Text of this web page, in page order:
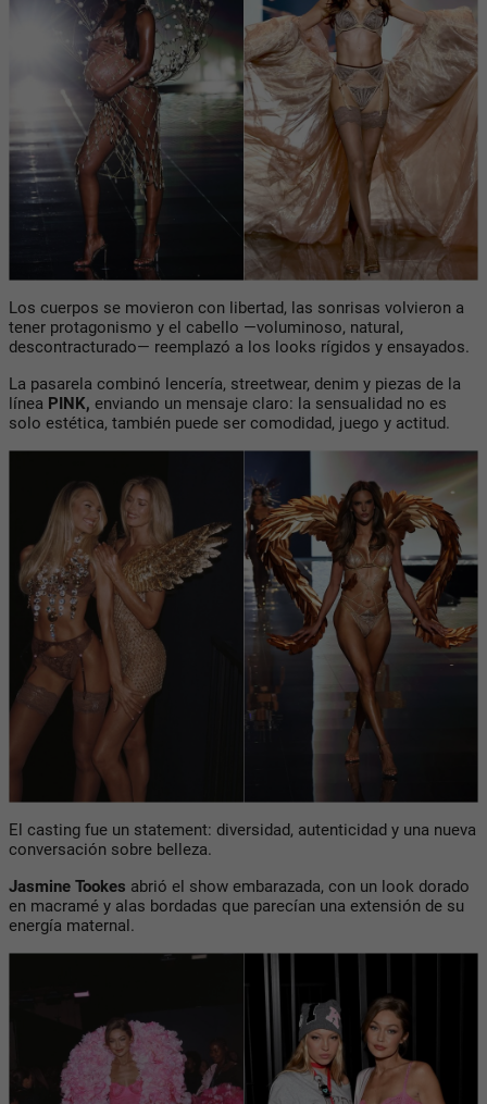
Los cuerpos se movieron con libertad, las sonrisas volvieron a
tener protagonismo y el cabello —voluminoso, natural,
descontracturado— reemplazó a los looks rígidos y ensayados.
La pasarela combinó lencería, streetwear, denim y piezas de la
línea PINK, enviando un mensaje claro: la sensualidad no es
solo estética, también puede ser comodidad, juego y actitud.
El casting fue un statement: diversidad, autenticidad y una nueva
conversación sobre belleza.
Jasmine Tookes abrió el show embarazada, con un look dorado
en macramé y alas bordadas que parecían una extensión de su
energía maternal.